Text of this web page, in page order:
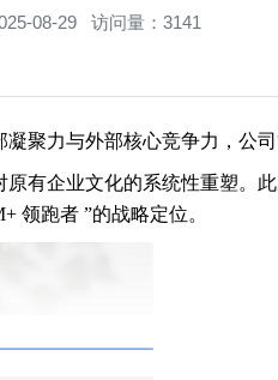
08-29 访问量：3141
聚力与外部核心竞争力，公
有企业文化的系统性重塑。
领跑者 ”的战略定位。